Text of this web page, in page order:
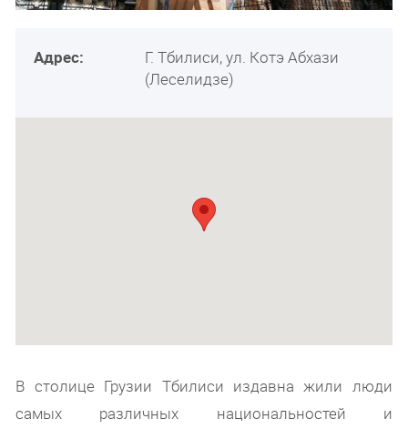
Адрес:
Г. Тбилиси, ул. Котэ Абхази
(Леселидзе)
В столице Грузии Тбилиси издавна жили люди
самых различных национальностей и